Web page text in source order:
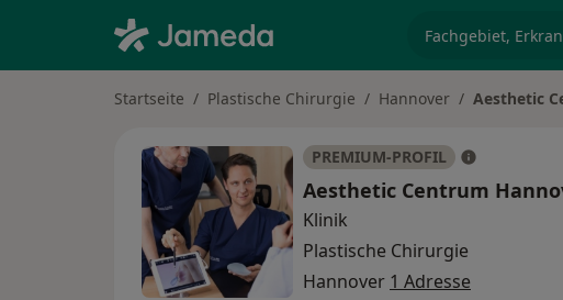
Startseite Plastische Chirurgie Hannover Aesthetic
PREMIUM-PROFIL
Aesthetic Centrum
Klinik
Plastische Chirurgie
Hannover 1 Adresse